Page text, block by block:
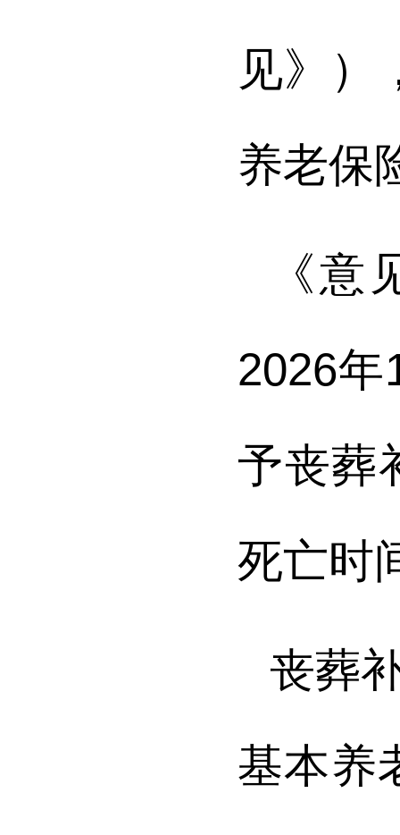
见》）
养老保
《
2026
予丧葬
死亡时
丧葬
基本养